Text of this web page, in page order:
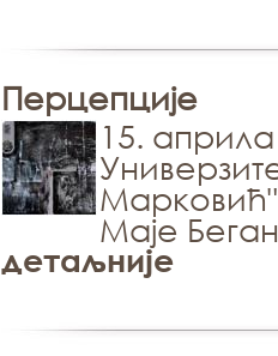
Перцепције
15.
Маје
детаљније